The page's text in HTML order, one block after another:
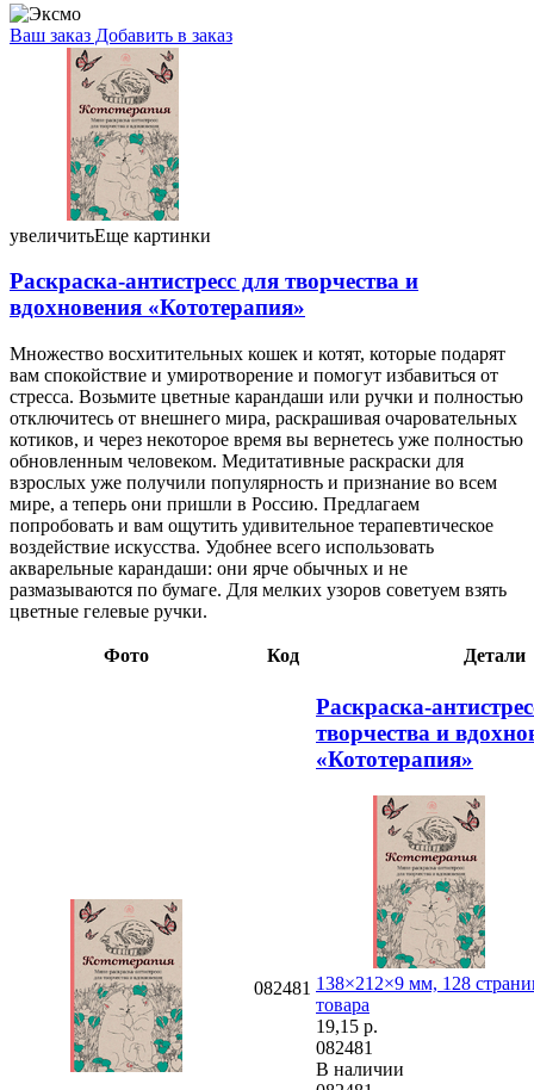
Ваш заказ Добавить в заказ
Раскраска-антистресс для творчества и вдохновения
«Кототерапия» 138×212×9 мм, 128 страниц 19,15 082481
увеличитьЕще картинки
Раскраска-антистресс для творчества и
вдохновения «Кототерапия»
Множество восхитительных кошек и котят, которые подарят
вам спокойствие и умиротворение и помогут избавиться от
стресса. Возьмите цветные карандаши или ручки и полностью
отключитесь от внешнего мира, раскрашивая очаровательных
котиков, и через некоторое время вы вернетесь уже полностью
обновленным человеком. Медитативные раскраски для
взрослых уже получили популярность и признание во всем
мире, а теперь они пришли в Россию. Предлагаем
попробовать и вам ощутить удивительное терапевтическое
воздействие искусства. Удобнее всего использовать
акварельные карандаши: они ярче обычных и не
размазываются по бумаге. Для мелких узоров советуем взять
цветные гелевые ручки.
Фото Код Детали
082481
Раскраска-
творчества и
«Кототерапия»
138×212×9 мм, 128
товара
19,15 р.
082481
В наличии